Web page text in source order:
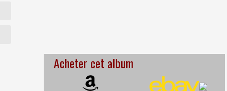
Acheter cet album